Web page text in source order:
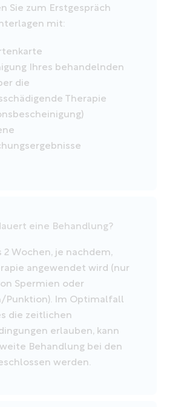
Sie zum Erstgespräch
mit:
Ihres behandelnden
die
Therapie
eine Behandlung?
2 Wochen, je nachdem,
angewendet wird (nur
Spermien oder
Punktion). Im Optimalfall
die zeitlichen
erlauben, kann
Behandlung bei den
werden.